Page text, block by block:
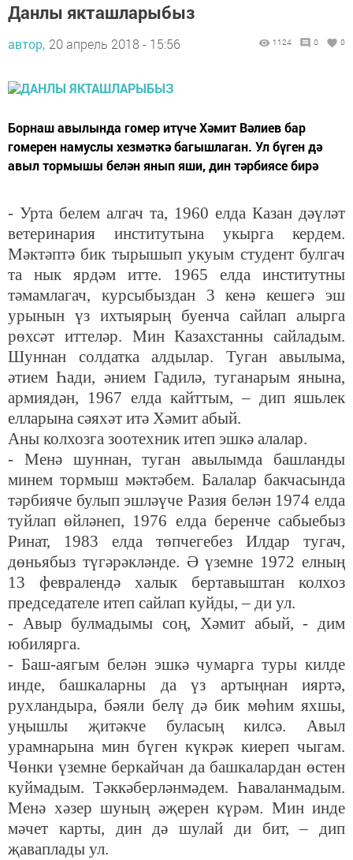
Данлы якташларыбыз
автор, 20 апрель 2018 - 15:56 1124 0 0
Борнаш авылында гомер итүче Хәмит Вәлиев бар
гомерен намуслы хезмәткә багышлаган. Ул бүген дә
авыл тормышы белән янып яши, дин тәрбиясе бирә
- Урта белем алгач та, 1960 елда Казан дәүләт
ветеринария институтына укырга кердем.
Мәктәптә бик тырышып укуым студент булгач
та нык ярдәм итте. 1965 елда институтны
тәмамлагач, курсыбыздан 3 кенә кешегә эш
урынын үз ихтыярың буенча сайлап алырга
рөхсәт иттеләр. Мин Казахстанны сайладым.
Шуннан солдатка алдылар. Туган авылыма,
әтием Һади, әнием Гадилә, туганарым янына,
армиядән, 1967 елда кайттым, – дип яшьлек
елларына сәяхәт итә Хәмит абый.
Аны колхозга зоотехник итеп эшкә алалар.
- Менә шуннан, туган авылымда башланды
минем тормыш мәктәбем. Балалар бакчасында
тәрбияче булып эшләүче Разия белән 1974 елда
туйлап өйләнеп, 1976 елда беренче сабыебыз
Ринат, 1983 елда төпчегебез Илдар тугач,
дөньябыз түгәрәкләнде. Ә үземне 1972 елның
13 февралендә халык бертавыштан колхоз
председателе итеп сайлап куйды, – ди ул.
- Авыр булмадымы соң, Хәмит абый, - дим
юбилярга.
- Баш-аягым белән эшкә чумарга туры килде
инде, башкаларны да үз артыңнан ияртә,
рухландыра, бәяли белү дә бик мөһим яхшы,
уңышлы җитәкче буласың килсә. Авыл
урамнарына мин бүген күкрәк киереп чыгам.
Чөнки үземне беркайчан да башкалардан өстен
куймадым. Тәккәберләнмәдем. Һаваланмадым.
Менә хәзер шуның әҗерен күрәм. Мин инде
мәчет карты, дин дә шулай ди бит, – дип
җаваплады ул.